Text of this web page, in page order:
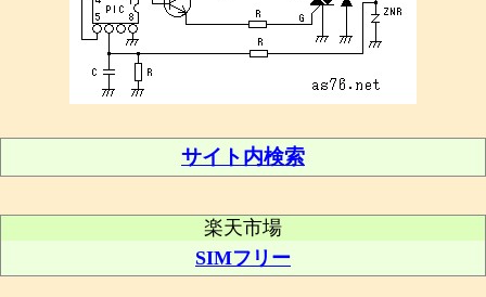
サイト内検索
楽天市場
SIMフリー